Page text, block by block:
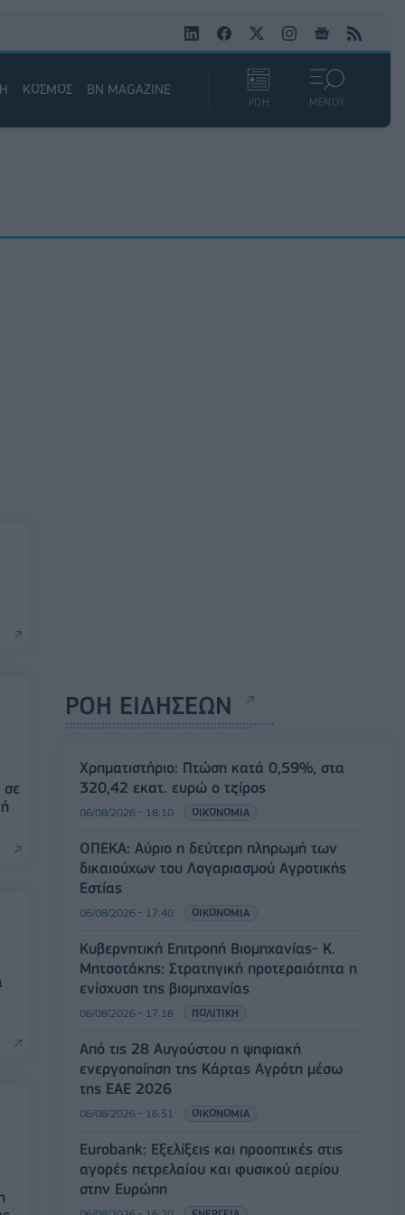
ΚΟΣΜΟΣ BN MAGAZINE
ΡΟΗ ΜΕΝΟΥ
ΡΟΗ ΕΙΔΗΣΕΩΝ
Χρηματιστήριο: Πτώση κατά 0,59%, στα
320,42 εκατ. ευρώ ο τζίρος
06/08/2026 - 18:10 ΟΙΚΟΝΟΜΙΑ
ΟΠΕΚΑ: Αύριο η δεύτερη πληρωμή των
δικαιούχων του Λογαριασμού Αγροτικής
Εστίας
06/08/2026 - 17:40 ΟΙΚΟΝΟΜΙΑ
Κυβερνητική Επιτροπή Βιομηχανίας- Κ.
Μητσοτάκης: Στρατηγική προτεραιότητα η
ενίσχυση της βιομηχανίας
06/08/2026 - 17:18 ΠΟΛΙΤΙΚΗ
Από τις 28 Αυγούστου η ψηφιακή
ενεργοποίηση της Κάρτας Αγρότη μέσω
της ΕΑΕ 2026
06/08/2026 - 16:51 ΟΙΚΟΝΟΜΙΑ
Eurobank: Εξελίξεις και προοπτικές στις
αγορές πετρελαίου και φυσικού αερίου
στην Ευρώπη